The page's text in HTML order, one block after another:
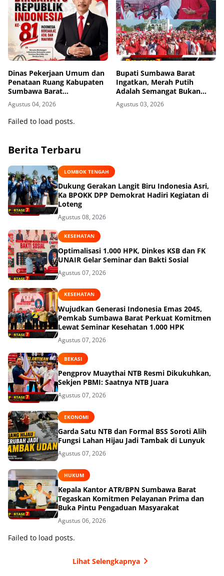
Dinas Pekerjaan Umum dan
Penataan Ruang Kabupaten
Sumbawa Barat
Mengucapkan Dirgahayu
Republik Indonesia ke-81
Agustus 04, 2026
Bupati Sumbawa Barat
Ingatkan, Merah Putih
Adalah Semangat Bukan
Sekadar Dekorasi
Agustus 03, 2026
Failed to load posts.
Berita Terbaru
LOMBOK TENGAH
Dukung Gerakan Langit Biru Indonesia Asri,
Ka BPOKK DPP Demokrat Hadiri Kegiatan di
Loteng
Agustus 08, 2026
KESEHATAN
Optimalisasi 1.000 HPK, Dinkes KSB dan FK
UNAIR Gelar Seminar dan Bakti Sosial
Agustus 07, 2026
KESEHATAN
Wujudkan Generasi Indonesia Emas 2045,
Pemkab Sumbawa Barat Perkuat Komitmen
Lewat Seminar Kesehatan 1.000 HPK
Agustus 07, 2026
BEKASI
Pengprov Muaythai NTB Resmi Dikukuhkan,
Sekjen PBMI: Saatnya NTB Juara
Agustus 07, 2026
EKONOMI
Garda Satu NTB dan Formal BSS Soroti Alih
Fungsi Lahan Hijau Jadi Tambak di Lunyuk
Agustus 07, 2026
HUKUM
Kepala Kantor ATR/BPN Sumbawa Barat
Tegaskan Komitmen Pelayanan Prima dan
Buka Pintu Pengaduan Masyarakat
Agustus 06, 2026
Failed to load posts.
Lihat Selengkapnya